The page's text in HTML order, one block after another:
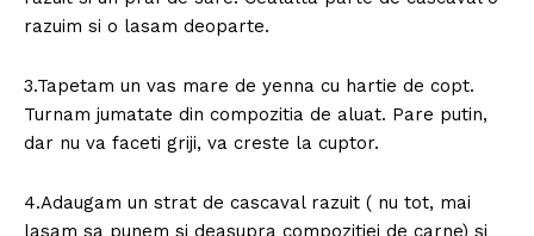
razuim si o lasam deoparte.
3.Tapetam un vas mare de yenna cu hartie de copt.
Turnam jumatate din compozitia de aluat. Pare putin,
dar nu va faceti griji, va creste la cuptor.
4.Adaugam un strat de cascaval razuit ( nu tot, mai
lasam sa punem si deasupra compozitiei de carne) si